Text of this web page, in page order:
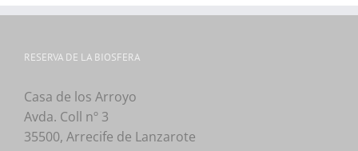
RESERVA DE LA BIOSFERA
Casa de los Arroyo
Avda. Coll nº 3
35500, Arrecife de Lanzarote